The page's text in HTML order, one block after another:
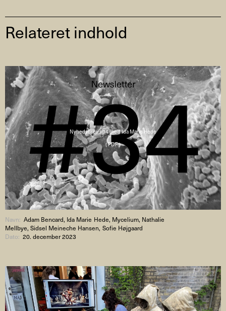
Relateret indhold
Nyhedsbrev #34 med Ida Marie Hede
( PDF )
Navn:Adam Bencard, Ida Marie Hede, Mycelium, Nathalie
Mellbye, Sidsel Meineche Hansen, Sofie Højgaard
Dato:20. december 2023